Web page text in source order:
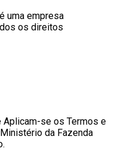
uma empresa
os direitos
se os Termos e
da Fazenda